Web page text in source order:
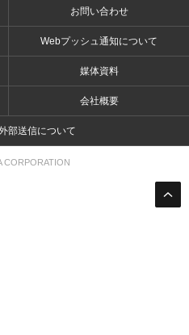
お問い合わせ
Webプッシュ通知について
媒体資料
会社概要
部送信について
CORPORATION